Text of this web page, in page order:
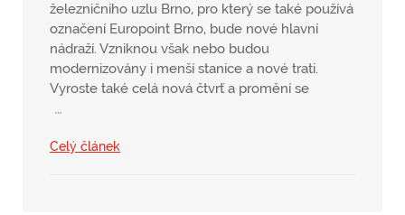
železničního uzlu Brno, pro který se také používá
označení Europoint Brno, bude nové hlavní
nádraží. Vzniknou však nebo budou
modernizovány i menší stanice a nové trati.
Vyroste také celá nová čtvrť a promění se
…
Celý článek